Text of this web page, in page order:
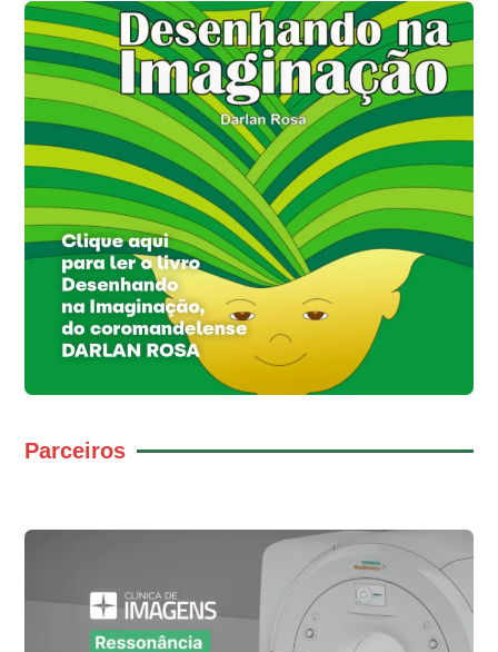
Parceiros